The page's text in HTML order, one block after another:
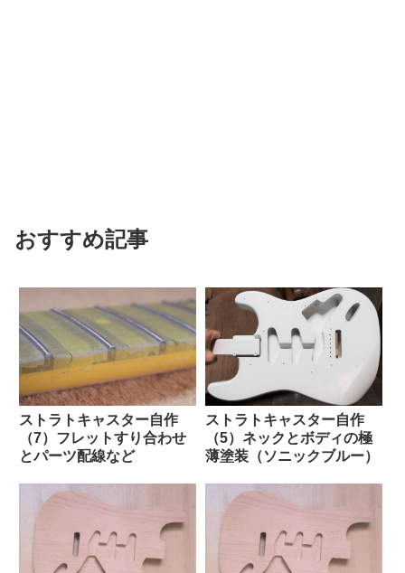
おすすめ記事
ストラトキャスター自作
（7）フレットすり合わせ
とパーツ配線など
ストラトキャスター自作
（5）ネックとボディの極
薄塗装（ソニックブルー）